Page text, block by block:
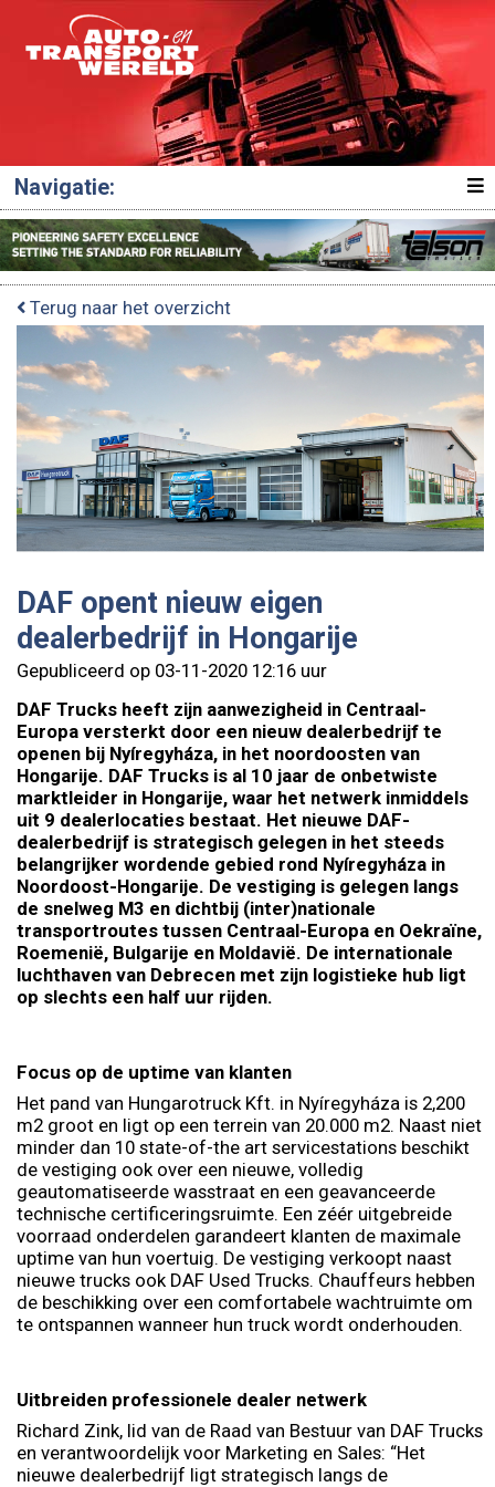
Navigatie:
Terug naar het overzicht
DAF opent nieuw eigen
dealerbedrijf in Hongarije
Gepubliceerd op 03-11-2020 12:16 uur
DAF Trucks heeft zijn aanwezigheid in Centraal-
Europa versterkt door een nieuw dealerbedrijf te
openen bij Nyíregyháza, in het noordoosten van
Hongarije. DAF Trucks is al 10 jaar de onbetwiste
marktleider in Hongarije, waar het netwerk inmiddels
uit 9 dealerlocaties bestaat. Het nieuwe DAF-
dealerbedrijf is strategisch gelegen in het steeds
belangrijker wordende gebied rond Nyíregyháza in
Noordoost-Hongarije. De vestiging is gelegen langs
de snelweg M3 en dichtbij (inter)nationale
transportroutes tussen Centraal-Europa en Oekraïne,
Roemenië, Bulgarije en Moldavië. De internationale
luchthaven van Debrecen met zijn logistieke hub ligt
op slechts een half uur rijden.
Focus op de uptime van klanten
Het pand van Hungarotruck Kft. in Nyíregyháza is 2,200
m2 groot en ligt op een terrein van 20.000 m2. Naast niet
minder dan 10 state-of-the art servicestations beschikt
de vestiging ook over een nieuwe, volledig
geautomatiseerde wasstraat en een geavanceerde
technische certificeringsruimte. Een zéér uitgebreide
voorraad onderdelen garandeert klanten de maximale
uptime van hun voertuig. De vestiging verkoopt naast
nieuwe trucks ook DAF Used Trucks. Chauffeurs hebben
de beschikking over een comfortabele wachtruimte om
te ontspannen wanneer hun truck wordt onderhouden.
Uitbreiden professionele dealer netwerk
Richard Zink, lid van de Raad van Bestuur van DAF Trucks
en verantwoordelijk voor Marketing en Sales: “Het
nieuwe dealerbedrijf ligt strategisch langs de